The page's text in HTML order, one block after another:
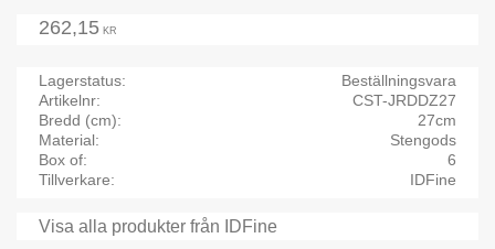
262,15 KR
Lagerstatus
Beställningsvara
Artikelnr
CST-JRDDZ27
Bredd (cm)
27cm
Material
Stengods
Box of
6
Tillverkare
IDFine
Visa alla produkter från IDFine